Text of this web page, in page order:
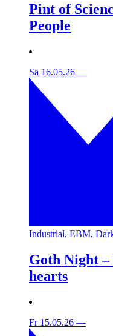
Pint of
People
Sa 16.05.26 —
Industrial, EBM,
Goth Night
hearts
Fr 15.05.26 —